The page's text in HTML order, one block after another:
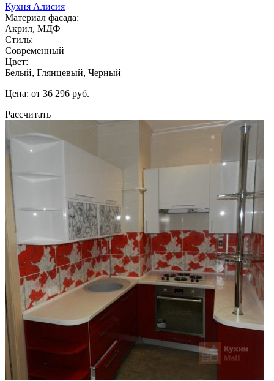
Кухня Алисия
Материал фасада:
Акрил, МДФ
Стиль:
Современный
Цвет:
Белый, Глянцевый, Черный
Цена: от 36 296 руб.
Рассчитать